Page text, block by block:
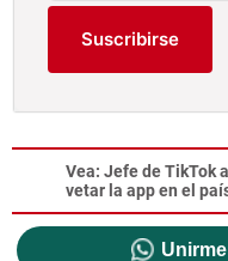
Suscribirse
Vea: Jefe de TikTok
vetar la app en el